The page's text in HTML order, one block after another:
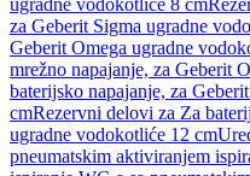
ugradne vodokotliće 8 cm
za Geberit Sigma ugradne
Geberit Omega ugradne
mrežno napajanje, za Geberit
baterijsko napajanje, za
cmRezervni delovi za Za
ugradne vodokotliće 12 cm
pneumatskim aktiviranjem